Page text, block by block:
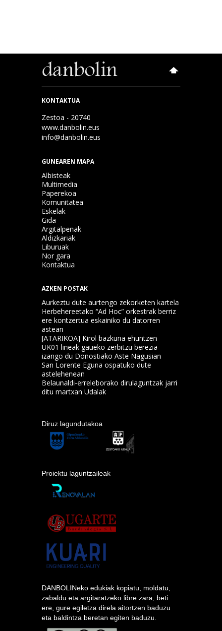
KONTAKTUA
Zestoa - 20740
www.danbolin.eus
info@danbolin.eus
GUNEAREN MAPA
Albisteak
Multimedia
Paperekoa
Komunitatea
Eskelak
Gida
Argitalpenak
Aldizkariak
Liburuak
Nor gara
Kontaktua
AZKEN POSTAK
Aurkeztu dute aurtengo zekorketen kartela
Herbehereetako “Ad Hoc” orkestrak berriz
ere kontzertua eskainiko du datorren
astean
[ATARIKOA] Kirol bazkuna ehuntzen
UK01 lineak gaueko zerbitzu berezia
izango du Donostiako Aste Nagusian
San Lorente Eguna ospatuko dute
astelehenean
Belaunaldi-erreleborako dirulaguntzak jarri
ditu martxan Udalak
Diruz lagundutakoa
Proiektu laguntzaileak
DANBOLINeko edukiak kopiatu, moldatu,
zabaldu eta argitaratzeko libre zara, beti
ere, gure egiletza direla aitortzen baduzu
eta baldintza beretan egiten baduzu.